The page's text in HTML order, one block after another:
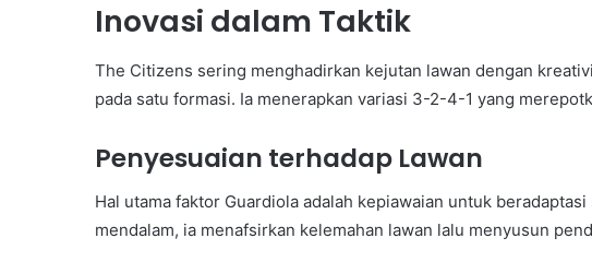
Inovasi dalam Taktik
The Citizens sering menghadirkan kejutan lawan dengan
pada satu formasi. Ia menerapkan variasi 3-2-4-1 yang
Penyesuaian terhadap Lawan
Hal utama faktor Guardiola adalah kepiawaian untuk
mendalam, ia menafsirkan kelemahan lawan lalu menyusun